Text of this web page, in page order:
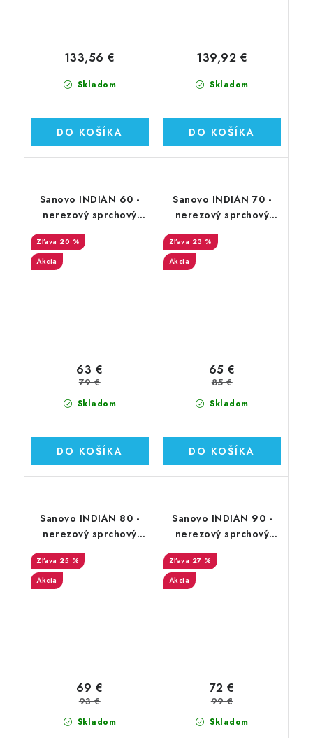
Skladom
133,56 €
DO KOŠÍKA
Skladom
139,92 €
DO KOŠÍKA
Sanovo INDIAN 60 -
nerezový sprchový
žľab 60 cm (SAN_60I)
20 %
Akcia
Skladom
63 €
79 €
DO KOŠÍKA
Sanovo INDIAN 70 -
nerezový sprchový
žľab 70 cm (SAN_70I)
23 %
Akcia
Skladom
65 €
85 €
DO KOŠÍKA
Sanovo INDIAN 80 -
nerezový sprchový
25 %
Akcia
Skladom
69 €
93 €
Sanovo INDIAN 90 -
nerezový sprchový
27 %
Akcia
Skladom
72 €
99 €